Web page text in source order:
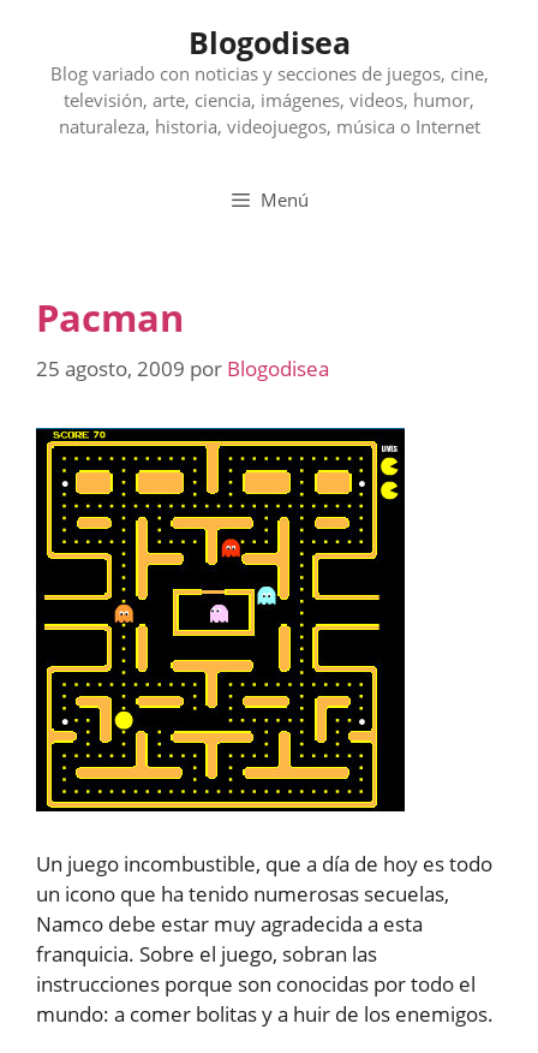
contenido
Blogodisea
Blog variado con noticias y secciones de juegos, cine,
televisión, arte, ciencia, imágenes, videos, humor,
naturaleza, historia, videojuegos, música o Internet
Menú
Pacman
25 agosto, 2009 por Blogodisea
Un juego incombustible, que a día de hoy es todo
un icono que ha tenido numerosas secuelas,
Namco debe estar muy agradecida a esta
franquicia. Sobre el juego, sobran las
instrucciones porque son conocidas por todo el
mundo: a comer bolitas y a huir de los enemigos.